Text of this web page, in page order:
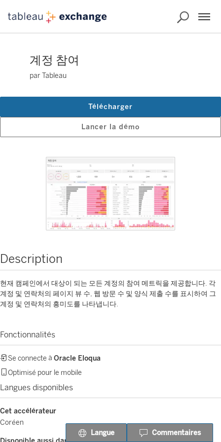
계정 참여
par Tableau
Lancer la démo
Télécharger
Description
현재 캠페인에서 대상이 되는 모든 계정의 참여 메트릭을 제공합니다. 각
계정 및 연락처의 페이지 뷰 수, 웹 방문 수 및 양식 제출 수를 표시하여 그
계정 및 연락처의 흥미도를 나타냅니다.
Fonctionnalités
Se connecte à Oracle Eloqua
Optimisé pour le mobile
Langues disponibles
Cet accélérateur
Coréen
Langue Commentaires